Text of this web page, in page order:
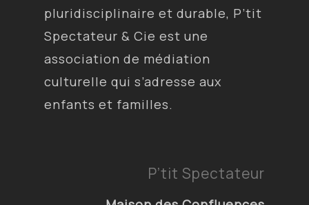
pluridisciplinaire et durable, P’tit
Spectateur & Cie est une
association de médiation
culturelle qui s’adresse aux
enfants et familles.
P’tit Spectateur